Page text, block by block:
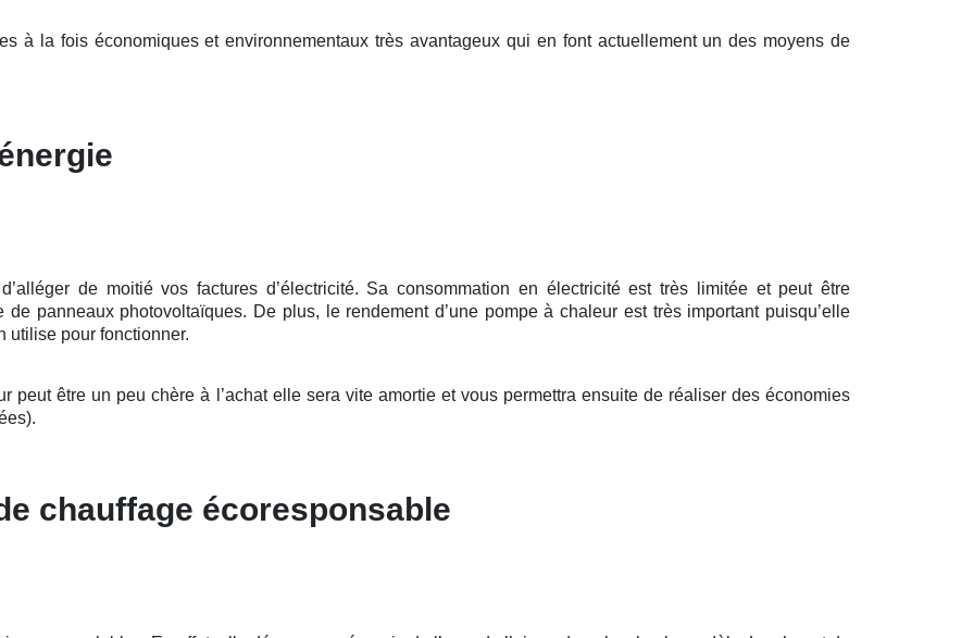
à la fois économiques et environnementaux très avantageux qui en font actuellement un des moyens de
de moitié vos factures d’électricité. Sa consommation en électricité est très limitée et peut être
panneaux photovoltaïques. De plus, le rendement d’une pompe à chaleur est très important puisqu’elle
utilise pour fonctionner.
peut être un peu chère à l’achat elle sera vite amortie et vous permettra ensuite de réaliser des économies
chauffage écoresponsable